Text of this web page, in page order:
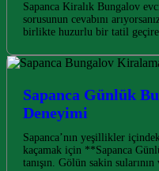
Sapanca Kiralık Bungalov
sorusunun cevabını
birlikte huzurlu bir tatil
Sapanca Günlük
Deneyimi
Sapanca’nın yeşillikler
kaçamak için **Sapanca
tanışın. Gölün sakin